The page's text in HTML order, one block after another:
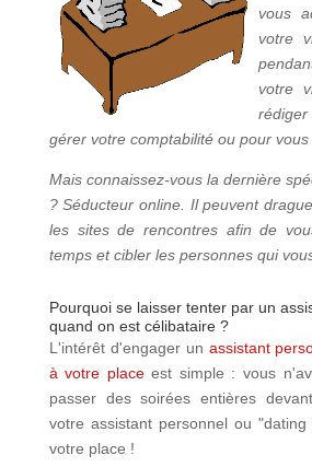
vous
votre
votre
gérer votre comptabilité ou pour vous
Mais connaissez-vous la dernière
? Séducteur online. Il peuvent
les sites de rencontres afin de
temps et cibler les personnes qui
Pourquoi se laisser tenter par un
quand on est célibataire ?
L'intérêt d'engager un assistant
à votre placeest simple : vous
passer des soirées entières
votre assistant personnel ou
votre place